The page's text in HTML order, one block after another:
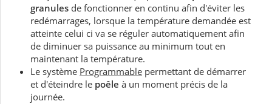
granules de fonctionner en continu afin d'éviter les
redémarrages, lorsque la température demandée est
atteinte celui ci va se réguler automatiquement afin
de diminuer sa puissance au minimum tout en
maintenant la température.
Le système Programmable permettant de démarrer
et d'éteindre le poêle à un moment précis de la
journée.